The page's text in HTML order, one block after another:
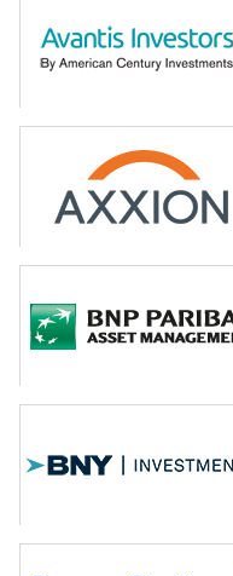
Vita (PDF | 71 KB)
Michael Gillessen